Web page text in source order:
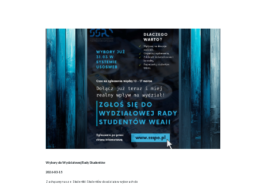
Wybory do Wydziałowej Rady Studentów
2026-03-15
Zachęcamy nasze Studentki i Studentów do udziału w wyborach do